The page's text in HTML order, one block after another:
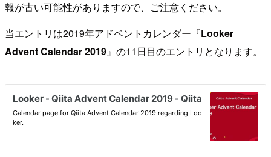
報が古い可能性がありますので、ご注意ください。
当エントリは2019年アドベントカレンダー『Looker
Advent Calendar 2019』の11日目のエントリとなります。